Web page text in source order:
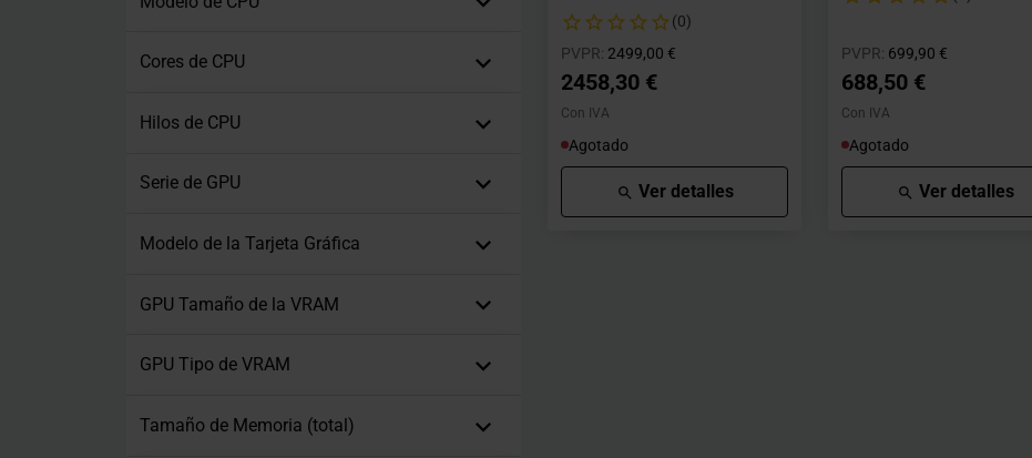
Cores de CPU
Hilos de CPU
Serie de GPU
Modelo de la Tarjeta Gráfica
GPU Tamaño de la VRAM
GPU Tipo de VRAM
Tamaño de Memoria (total)
(0)
PVPR: Precio rebajado desde
2499,00 €
2458,30 €
Con IVA
Agotado
Ver detalles
PVPR: Precio rebajado desde
699,90 €
688,50 €
Con IVA
Agotado
Ver detalles